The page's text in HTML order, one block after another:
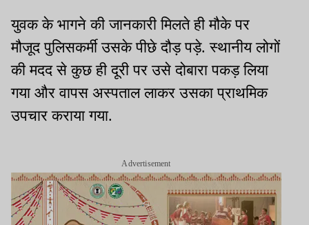
युवक के भागने की जानकारी मिलते ही मौके पर
मौजूद पुलिसकर्मी उसके पीछे दौड़ पड़े. स्थानीय लोगों
की मदद से कुछ ही दूरी पर उसे दोबारा पकड़ लिया
गया और वापस अस्पताल लाकर उसका प्राथमिक
उपचार कराया गया.
Advertisement